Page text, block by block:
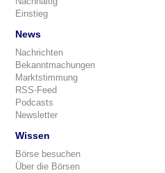
Einstieg
News
Nachrichten
Bekanntmachungen
Marktstimmung
RSS-Feed
Podcasts
Newsletter
Wissen
Börse besuchen
Über die Börsen